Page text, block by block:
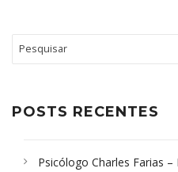
POSTS RECENTES
Psicólogo Charles Farias